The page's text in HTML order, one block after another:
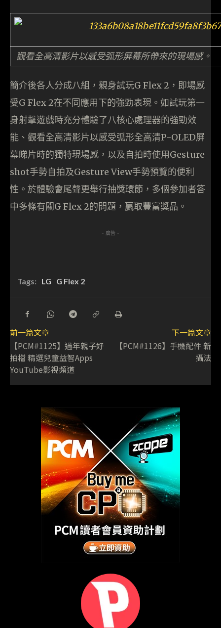
觀看全高清影片以感受弧形屏幕所帶來的現場感。
簡介後各人分成八組，親身試玩G Flex 2，即場感
受G Flex 2在不同應用下的強勁表現。如試玩第一
身射擊遊戲時充分體驗了八核心處理器的強勁效
能、觀看全高清影片以感受弧形全高清P-OLED屏
幕睇片時的獨特現場感，以及自拍時使用Gesture
shot手勢自拍及Gesture View手勢預覽的便利
性。於體驗會尾聲更舉行抽獎環節，多個參加者答
中多條有關G Flex 2的問題，贏取豐富獎品。
- 廣告 -
Tags: LG G Flex 2
前一篇文章
【PCM#1125】過年親子好
拍檔 精選兒童益智Apps
YouTube影視頻道
下一篇文章
【PCM#1126】手機配件 新
攝法